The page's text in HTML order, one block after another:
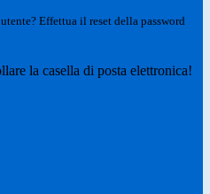
Effettua il reset della password
la casella di posta elettronica!